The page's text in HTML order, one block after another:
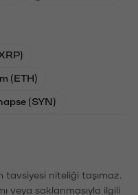
(ETH)
(SYN)
tavsiyesi niteliği taşımaz.
veya saklanmasıyla ilgili